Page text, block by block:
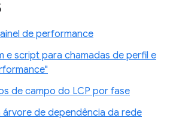
de performance
e script para chamadas de perfil e
de campo do LCP por fase
árvore de dependência da rede